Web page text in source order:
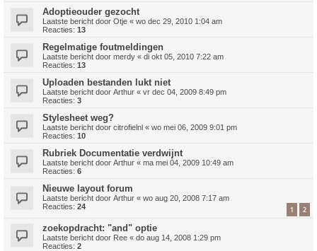
Adoptieouder gezocht
Laatste bericht door Otje « wo dec 29, 2010 1:04 am
Reacties: 13
Regelmatige foutmeldingen
Laatste bericht door merdy « di okt 05, 2010 7:22 am
Reacties: 13
Uploaden bestanden lukt niet
Laatste bericht door Arthur « vr dec 04, 2009 8:49 pm
Reacties: 3
Stylesheet weg?
Laatste bericht door citrofielnl « wo mei 06, 2009 9:01 pm
Reacties: 10
Rubriek Documentatie verdwijnt
Laatste bericht door Arthur « ma mei 04, 2009 10:49 am
Reacties: 6
Nieuwe layout forum
Laatste bericht door Arthur « wo aug 20, 2008 7:17 am
Reacties: 24 1 2
zoekopdracht: "and" optie
Laatste bericht door Ree « do aug 14, 2008 1:29 pm
Reacties: 2